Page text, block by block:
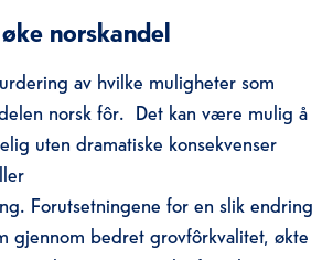
norskandel
av hvilke muligheter som
norsk fôr. Det kan være mulig å
uten dramatiske konsekvenser
. Forutsetningene for en slik endring
gjennom bedret grovfôrkvalitet, økte